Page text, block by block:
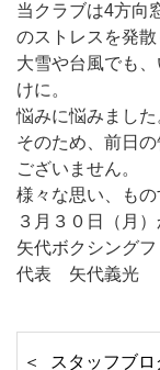
当クラブは4方向
のストレスを発散
大雪や台風でも
けに。
悩みに悩みました
そのため、前日
ございません。
様々な思い、もの
３月３０日（月
矢代ボクシング
代表 矢代義光
スタッフブログ 加藤トレー